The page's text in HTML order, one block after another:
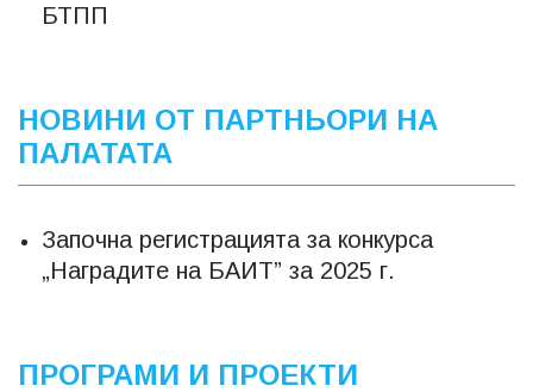
БТПП
НОВИНИ ОТ ПАРТНЬОРИ НА
ПАЛАТАТА
Започна регистрацията за конкурса
„Наградите на БАИТ” за 2025 г.
ПРОГРАМИ И ПРОЕКТИ